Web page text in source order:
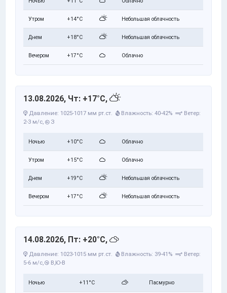
Утром +14°C Небольшая облачность
Днем +18°C Небольшая облачность
Вечером +17°C Облачно
13.08.2026, Чт: +17°C,
Давление: 1025-1017 мм рт.ст. Влажность: 40-42%
Ветер:
2-3 м/с, З
Ночью +10°C Облачно
Утром +15°C Облачно
Днем +19°C Небольшая облачность
Вечером +17°C Небольшая облачность
14.08.2026, Пт: +20°C,
Давление: 1023-1015 мм рт.ст. Влажность: 39-41%
Ветер:
5-6 м/с,
В,Ю-В
Ночью +11°C Пасмурно